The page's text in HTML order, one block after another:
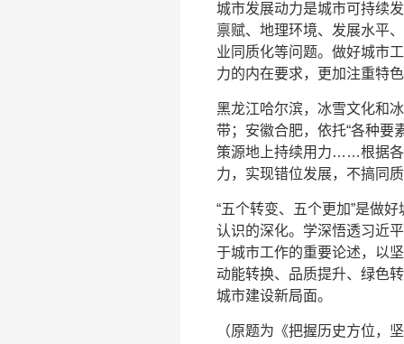
城市发展动力是城市可持续
禀赋、地理环境、发展水平
业同质化等问题。做好城市
力的内在要求，更加注重特
黑龙江哈尔滨，冰雪文化和
带；安徽合肥，依托“各种要
策源地上持续用力……根据各
力，实现错位发展，不搞同
“五个转变、五个更加”是做
认识的深化。学深悟透习近
于城市工作的重要论述，以
动能转换、品质提升、绿色
城市建设新局面。
（原题为《把握历史方位